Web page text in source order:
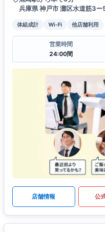
兵庫県 神戸市 灘区水道筋3ー
体組成計 Wi-Fi 他店舗利用
営業時間
24:00間
店舗情報 公